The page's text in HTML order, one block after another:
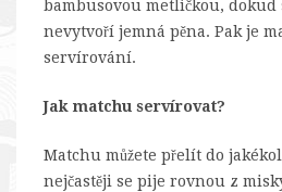
bambusovou metličkou, dokud
nevytvoří jemná pěna. Pak je
servírování.
Jak matchu servírovat?
Matchu můžete přelít do
nejčastěji se pije rovnou z